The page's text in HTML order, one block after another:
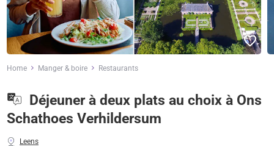
Home Manger & boire Restaurants
Déjeuner à deux plats au choix à Ons
Schathoes Verhildersum
Leens